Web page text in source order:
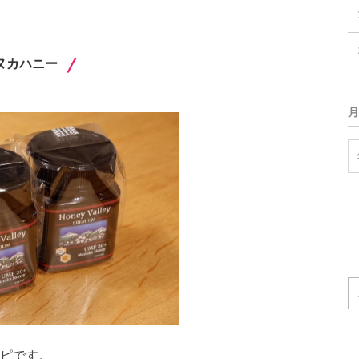
カハニー
です。